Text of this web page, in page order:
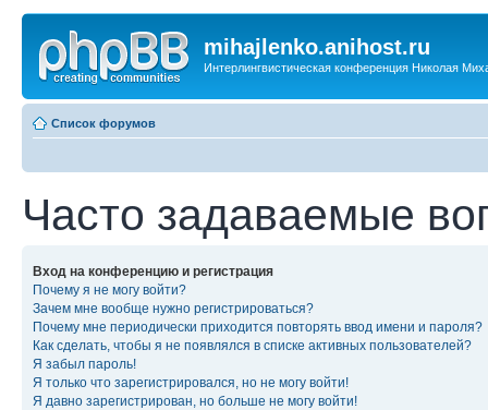
mihajlenko.anihost.ru
Интерлингвистическая конференция Николая
Список форумов
Часто задаваемые
Вход на конференцию и регистрация
Почему я не могу войти?
Зачем мне вообще нужно регистрироваться?
Почему мне периодически приходится повторять ввод имени и пароля?
Как сделать, чтобы я не появлялся в списке активных пользователей?
Я забыл пароль!
Я только что зарегистрировался, но не могу войти!
Я давно зарегистрирован, но больше не могу войти!